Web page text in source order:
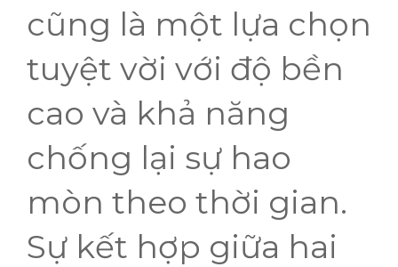
cũng là một lựa chọn
tuyệt vời với độ bền
cao và khả năng
chống lại sự hao
mòn theo thời gian.
Sự kết hợp giữa hai